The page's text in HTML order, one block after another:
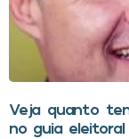
Veja quanto
no guia